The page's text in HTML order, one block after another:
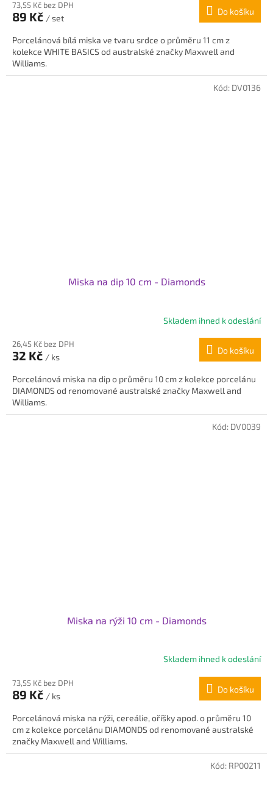
produktu
je
z
5
hvězdiček.
73,55 Kč bez DPH
89 Kč / set
Do košíku
Porcelánová bílá miska ve tvaru srdce o průměru 11 cm z
kolekce WHITE BASICS od australské značky Maxwell and
Williams.
Miska na dip 10 cm - Diamonds
Skladem ihned k odeslání
26,45 Kč bez DPH
32 Kč / ks
Do košíku
Porcelánová miska na dip o průměru 10 cm z kolekce porcelánu
DIAMONDS od renomované australské značky Maxwell and
Williams.
Kód: DV0136
Miska na rýži 10 cm - Diamonds
produktu
je
z
5
hvězdiček.
Skladem ihned k odeslání
73,55 Kč bez DPH
89 Kč / ks
Do košíku
Porcelánová miska na rýži, cereálie, oříšky apod. o průměru 10
cm z kolekce porcelánu DIAMONDS od renomované australské
značky Maxwell and Williams.
Kód: DV0039
Kód: RP00211